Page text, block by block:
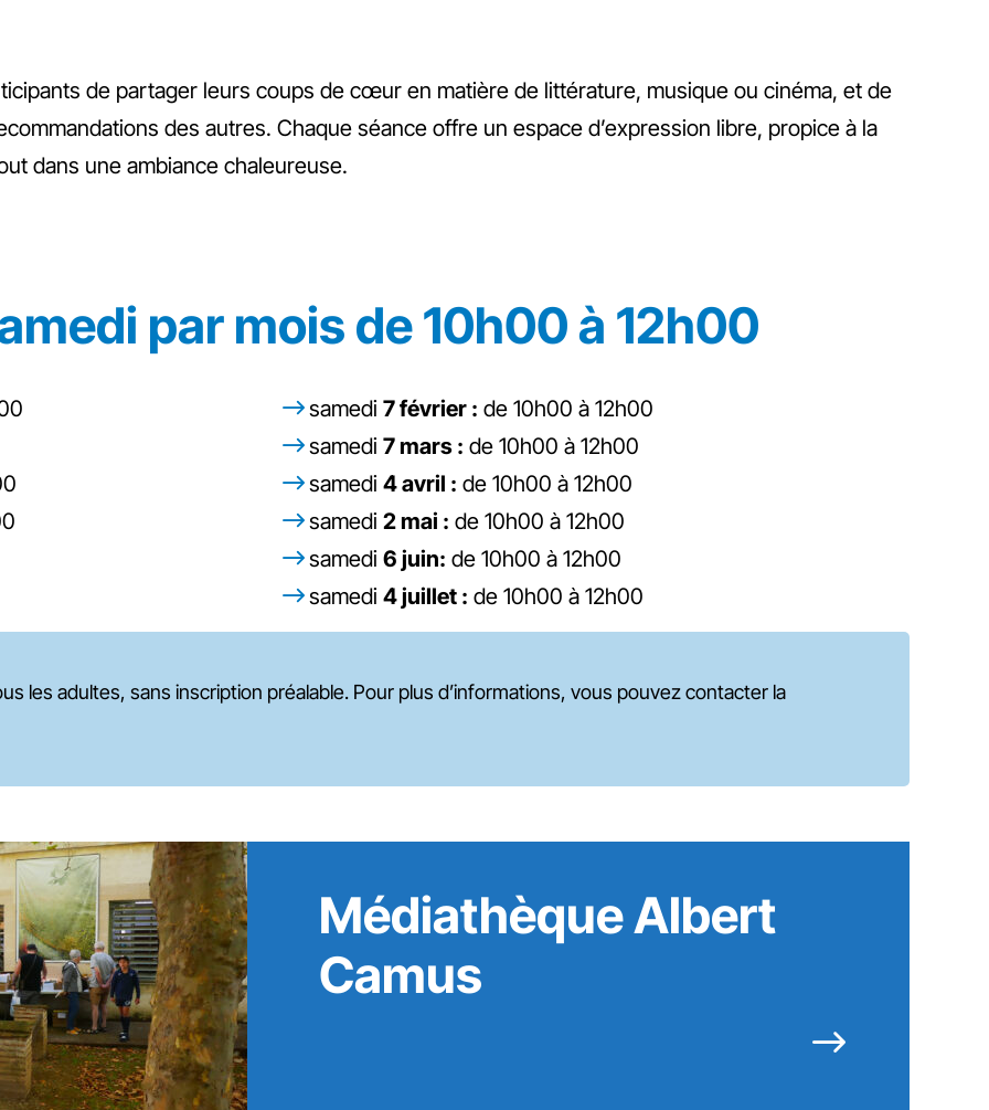
de partager leurs coups de cœur en matière de littérature, musique ou cinéma, et de
des autres. Chaque séance offre un espace d’expression libre, propice à la
dans une ambiance chaleureuse.
par mois de 10h00 à 12h00
samedi 7 février : de 10h00 à 12h00
samedi 7 mars : de 10h00 à 12h00
samedi 4 avril : de 10h00 à 12h00
samedi 2 mai : de 10h00 à 12h00
samedi 6 juin: de 10h00 à 12h00
samedi 4 juillet : de 10h00 à 12h00
les adultes, sans inscription préalable. Pour plus d’informations, vous pouvez contacter la
Médiathèque Albert
Camus